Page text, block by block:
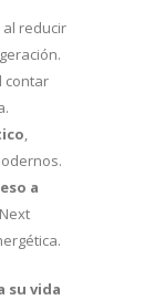
al reducir
contar
,
a
su vida